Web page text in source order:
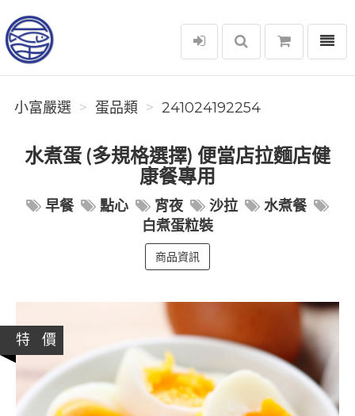
小富嚴選
選單
小富嚴選 蛋品類 241024192254
水煮蛋 (多規格選擇) 便當店拉麵店健
康餐專用
早餐 點心 宵夜 沙拉
水煮餐
白煮蛋粒裝
商品資訊
特 價